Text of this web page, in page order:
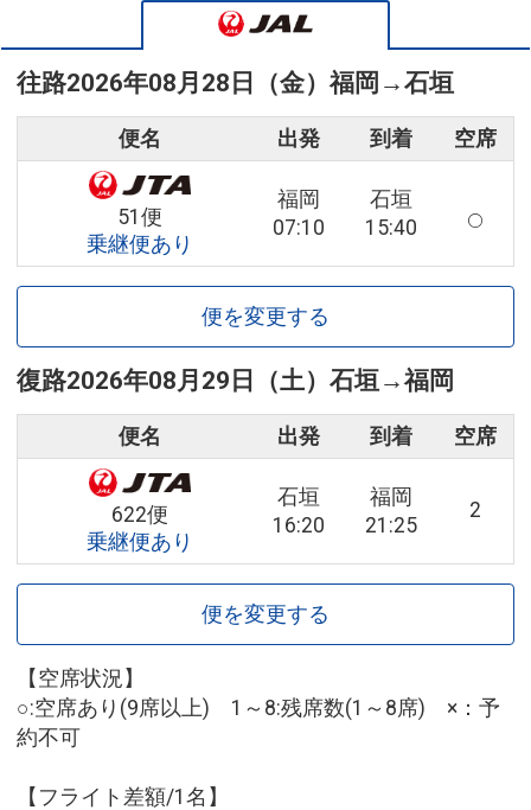
往路2026年08月28日（金）福岡 →石垣
便名 出発 到着 空席
51便
乗継便あり
福岡
07:10
石垣
15:40
便を変更する
復路2026年08月29日（土） 石垣→福岡
便名 出発 到着 空席
622便
乗継便あり
石垣
16:20
福岡
21:25
2
便を変更する
【空席状況】
○:空席あり(9席以上) 1～8:残席数(1～8席) ×：予
約不可
【フライト差額/1名】